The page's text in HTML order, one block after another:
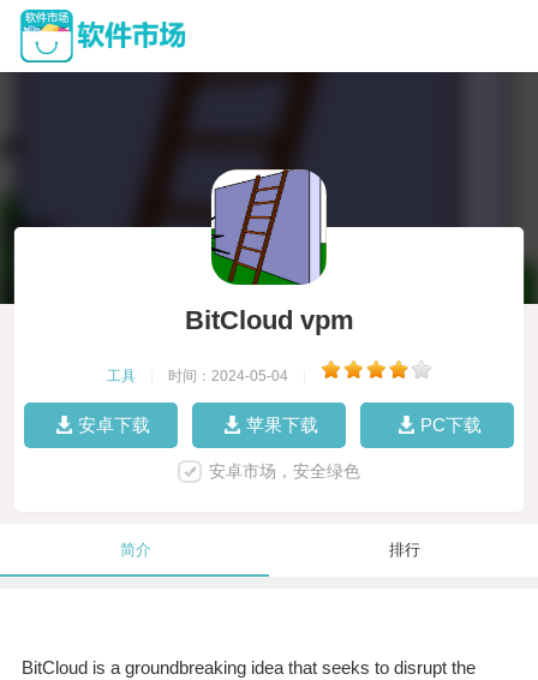
BitCloud vpm
工具 时间：2024-05-04
安卓下载 苹果下载 PC下载
安卓市场，安全绿色
简介 排行
BitCloud is a groundbreaking idea that seeks to disrupt the